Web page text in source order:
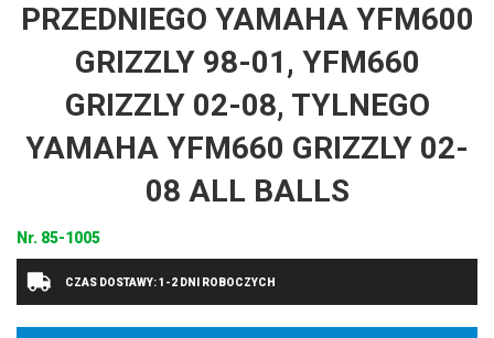
PRZEDNIEGO YAMAHA YFM600
GRIZZLY 98-01, YFM660
GRIZZLY 02-08, TYLNEGO
YAMAHA YFM660 GRIZZLY 02-
08 ALL BALLS
Nr. 85-1005
CZAS DOSTAWY: 1-2 DNI ROBOCZYCH